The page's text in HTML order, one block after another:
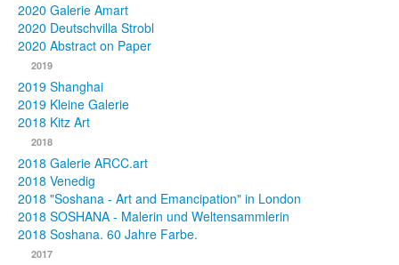
2020 Galerie Amart
2020 Deutschvilla Strobl
2020 Abstract on Paper
2019
2019 Shanghai
2019 Kleine Galerie
2018 Kitz Art
2018
2018 Galerie ARCC.art
2018 Venedig
2018 "Soshana - Art and Emancipation" in London
2018 SOSHANA - Malerin und Weltensammlerin
2018 Soshana. 60 Jahre Farbe.
2017